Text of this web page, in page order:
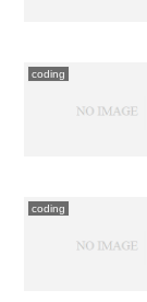
coding
coding